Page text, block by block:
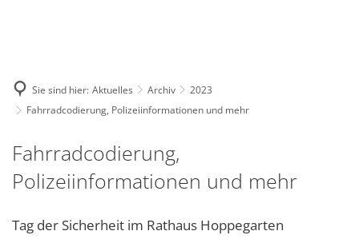
Sie sind hier: Aktuelles Archiv
2023
Fahrradcodierung, Polizeiinformationen und mehr
Fahrradcodierung,
Polizeiinformationen und mehr
Tag der Sicherheit im Rathaus Hoppegarten